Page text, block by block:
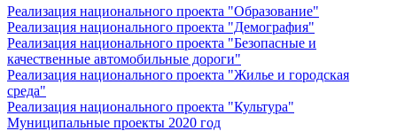
Реализация национального проекта "Образование"
Реализация национального проекта "Демография"
Реализация национального проекта "Безопасные и
качественные автомобильные дороги"
Реализация национального проекта "Жилье и городская
среда"
Реализация национального проекта "Культура"
Муниципальные проекты 2020 год